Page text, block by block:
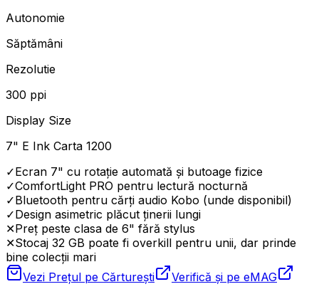
Autonomie
Săptămâni
Rezolutie
300 ppi
Display Size
7" E Ink Carta 1200
✓Ecran 7" cu rotație automată și butoage fizice
✓ComfortLight PRO pentru lectură nocturnă
✓Bluetooth pentru cărți audio Kobo (unde disponibil)
✓Design asimetric plăcut ținerii lungi
✕Preț peste clasa de 6" fără stylus
✕Stocaj 32 GB poate fi overkill pentru unii, dar prinde
bine colecții mari
Vezi Prețul pe Cărturești Verifică și pe eMAG